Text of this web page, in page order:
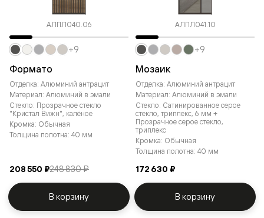
АЛПЛ040.06
Формато
Отделка: Алюминий антрацит
Материал: Алюминий в эмали
Стекло: Прозрачное стекло
"Кристал Вижн", калёное
Кромка: Обычная
Толщина полотна: 40 мм
208 550 ₽248 830 ₽
+9
В корзину
АЛПЛ041.10
Мозаик
Отделка: Алюминий антрацит
Материал: Алюминий в эмали
Стекло: Сатинированное серое
стекло, триплекс, 6 мм +
Прозрачное серое стекло,
триплекс
Кромка: Обычная
Толщина полотна: 40 мм
172 630 ₽
+9
В корзину